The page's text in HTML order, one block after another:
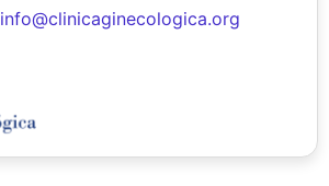
info@clinicaginecologica.org